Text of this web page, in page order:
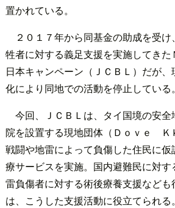
置かれている。
２０１７年から同基金の助成を受
牲者に対する義足支援を実施してき
日本キャンペーン（ＪＣＢＬ）だが
化により同地での活動を停止している。
今回、ＪＣＢＬは、タイ国境の安
院を設置する現地団体（Ｄｏｖｅ Ｋ
戦闘や地雷によって負傷した住民に
療サービスを実施。国内避難民に対
雷負傷者に対する術後療養支援など
は、こうした支援活動に役立てられる。